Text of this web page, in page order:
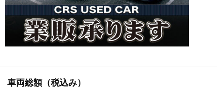
車両総額（税込み）